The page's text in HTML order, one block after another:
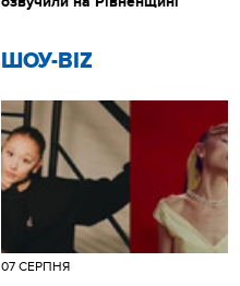
ШОУ-BIZ
07 СЕРПНЯ